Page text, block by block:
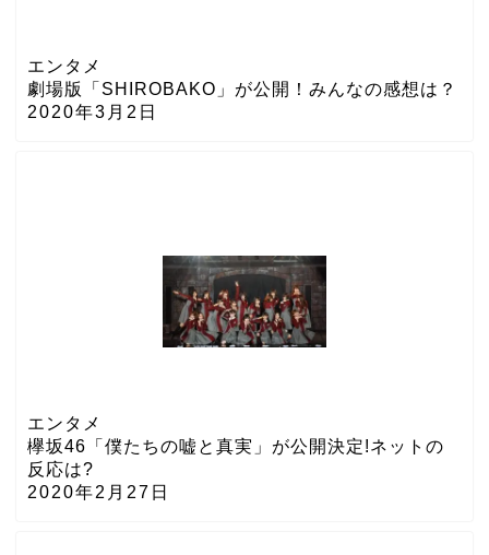
エンタメ
劇場版「SHIROBAKO」が公開！みんなの感想は？
2020年3月2日
エンタメ
欅坂46「僕たちの嘘と真実」が公開決定!ネットの
反応は?
2020年2月27日